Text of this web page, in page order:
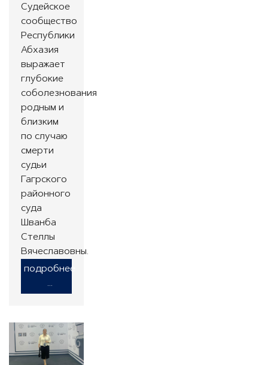
Судейское
сообщество
Республики
Абхазия
выражает
глубокие
соболезнования
родным и
близким
по случаю
смерти
судьи
Гагрского
районного
суда
Шванба
Стеллы
Вячеславовны.
подробнее
...